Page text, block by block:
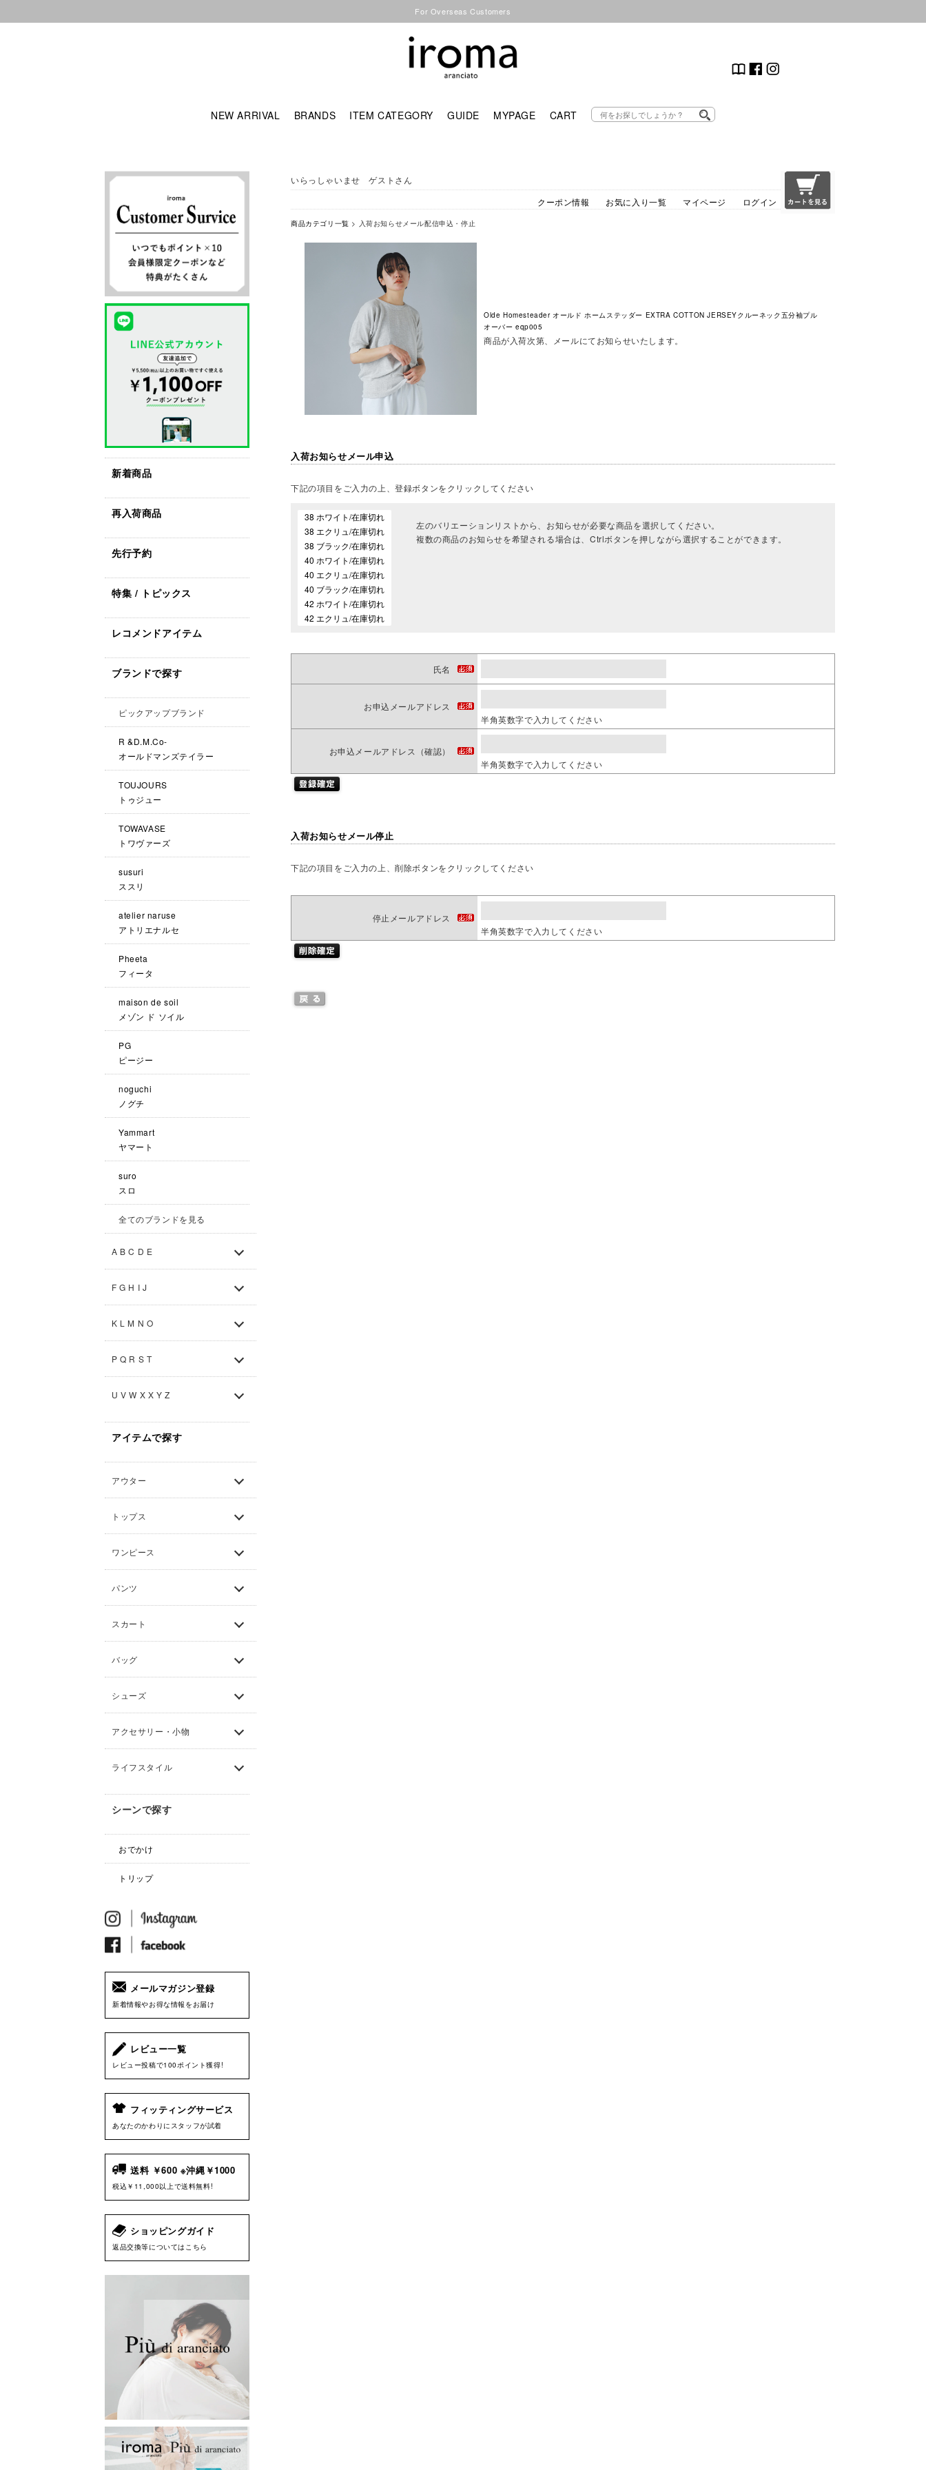
For Overseas Customers
NEW ARRIVAL BRANDS ITEM CATEGORY GUIDE MYPAGE CART
新着商品
再入荷商品
先行予約
特集 / トピックス
レコメンドアイテム
ブランドで探す
ピックアップブランド
R &D.M.Co-
オールドマンズテイラー
TOUJOURS
トゥジュー
TOWAVASE
トワヴァーズ
susuri
ススリ
atelier naruse
アトリエナルセ
Pheeta
フィータ
maison de soil
メゾン ド ソイル
PG
ピージー
noguchi
ノグチ
Yammart
ヤマート
suro
スロ
全てのブランドを見る
A B C D E
F G H I J
K L M N O
P Q R S T
U V W X X Y Z
アイテムで探す
アウター
トップス
ワンピース
パンツ
スカート
バッグ
シューズ
アクセサリー・小物
ライフスタイル
シーンで探す
おでかけ
トリップ
メールマガジン登録
新着情報やお得な情報をお届け
レビュー一覧
レビュー投稿で100ポイント獲得!
フィッティングサービス
あなたのかわりにスタッフが試着
送料 ￥600 ※沖縄￥1000
税込￥11,000以上で送料無料!
ショッピングガイド
返品交換等についてはこちら
いらっしゃいませ ゲストさん
クーポン情報
お気に入り一覧 マイページ ログイン
商品カテゴリ一覧 > 入荷お知らせメール配信申込・停止
Olde Homesteader オールド ホームステッダー EXTRA COTTON JERSEYクルーネック五分袖プル
オーバー eqp005
商品が入荷次第、メールにてお知らせいたします。
入荷お知らせメール申込
下記の項目をご入力の上、登録ボタンをクリックしてください
左のバリエーションリストから、お知らせが必要な商品を選択してください。
複数の商品のお知らせを希望される場合は、Ctrlボタンを押しながら選択することができます。
氏名
お申込メールアドレス
半角英数字で入力してください
お申込メールアドレス（確認）
半角英数字で入力してください
入荷お知らせメール停止
下記の項目をご入力の上、削除ボタンをクリックしてください
停止メールアドレス
半角英数字で入力してください